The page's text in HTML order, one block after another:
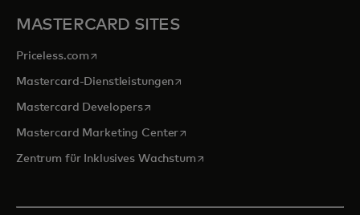
MASTERCARD SITES
Priceless.com wird in einer neuen Registerkarte geöffnet
Mastercard-Dienstleistungenwird in einer neuen Registerkarte
Mastercard Developerswird in einer neuen Registerkarte
Mastercard Marketing Centerwird in einer neuen
Zentrum für Inklusives Wachstumwird in einer neuen